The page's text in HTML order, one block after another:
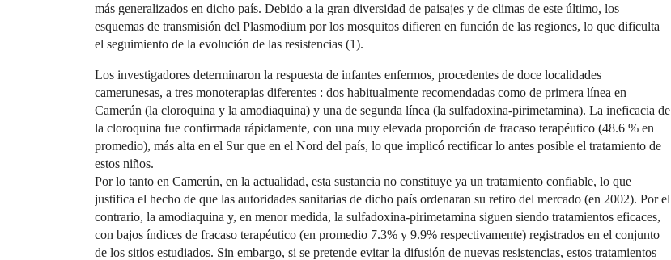
más generalizados en dicho país. Debido a la gran diversidad de paisajes y de climas de este último, los
esquemas de transmisión del Plasmodium por los mosquitos difieren en función de las regiones, lo que dificulta
el seguimiento de la evolución de las resistencias (1).
Los investigadores determinaron la respuesta de infantes enfermos, procedentes de doce localidades
camerunesas, a tres monoterapias diferentes : dos habitualmente recomendadas como de primera línea en
Camerún (la cloroquina y la amodiaquina) y una de segunda línea (la sulfadoxina-pirimetamina). La ineficacia de
la cloroquina fue confirmada rápidamente, con una muy elevada proporción de fracaso terapéutico (48.6 % en
promedio), más alta en el Sur que en el Nord del país, lo que implicó rectificar lo antes posible el tratamiento de
estos niños.
Por lo tanto en Camerún, en la actualidad, esta sustancia no constituye ya un tratamiento confiable, lo que
justifica el hecho de que las autoridades sanitarias de dicho país ordenaran su retiro del mercado (en 2002). Por el
contrario, la amodiaquina y, en menor medida, la sulfadoxina-pirimetamina siguen siendo tratamientos eficaces,
con bajos índices de fracaso terapéutico (en promedio 7.3% y 9.9% respectivamente) registrados en el conjunto
de los sitios estudiados. Sin embargo, si se pretende evitar la difusión de nuevas resistencias, estos tratamientos